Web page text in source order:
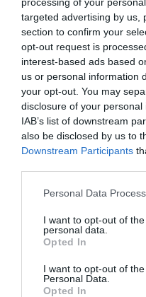
targeted advertising by us,
section to confirm your
opt-out request is
interest-based ads based
us or personal information
your opt-out. You may
disclosure of your
IAB’s list of downstream
also be disclosed by us to
Downstream Participants
Personal Data
I want to opt-out of
personal data.
Opted In
I want to opt-out of
Personal Data.
Opted In